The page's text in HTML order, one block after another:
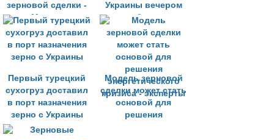
зерновой сделки -
глава Минсельхоза
Украины вечером
прибудут к
Стамбулу
Первый турецкий
сухогруз доставил
в порт назначения
зерно с Украины
Модель зерновой
сделки может стать
основой для
решения